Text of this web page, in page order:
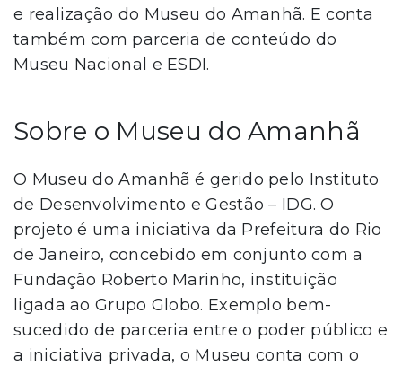
e realização do Museu do Amanhã. E conta
também com parceria de conteúdo do
Museu Nacional e ESDI.
Sobre o Museu do Amanhã
O Museu do Amanhã é gerido pelo Instituto
de Desenvolvimento e Gestão – IDG. O
projeto é uma iniciativa da Prefeitura do Rio
de Janeiro, concebido em conjunto com a
Fundação Roberto Marinho, instituição
ligada ao Grupo Globo. Exemplo bem-
sucedido de parceria entre o poder público e
a iniciativa privada, o Museu conta com o